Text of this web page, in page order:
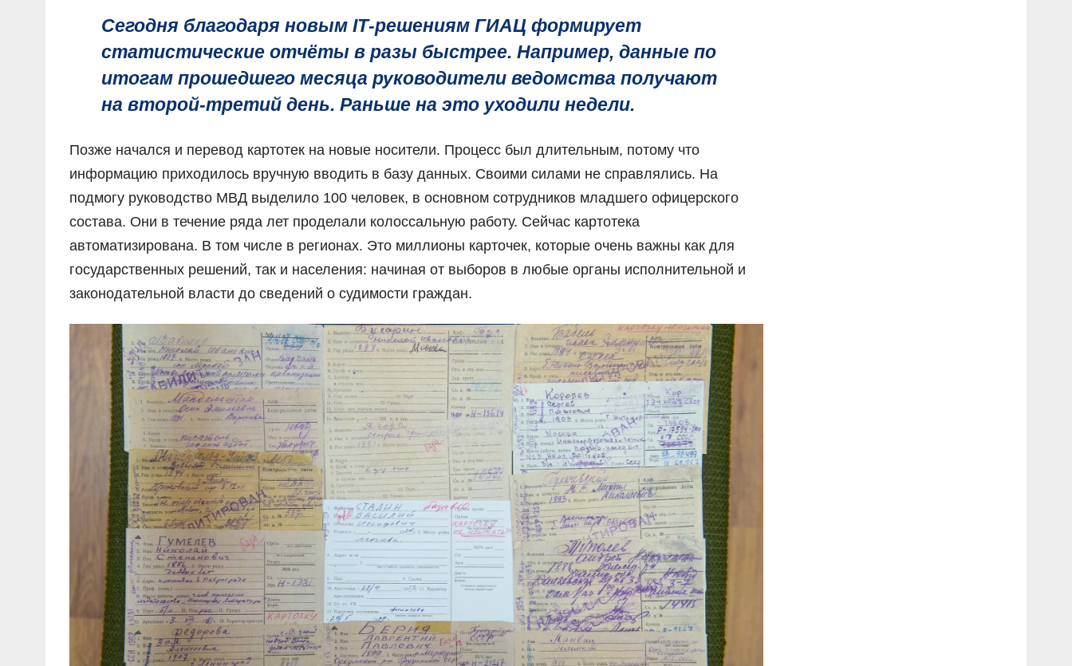
Сегодня благодаря новым IТ-решениям ГИАЦ формирует
статистические отчёты в разы быстрее. Например, данные по
итогам прошедшего месяца руководители ведомства получают
на второй-третий день. Раньше на это уходили недели.
Позже начался и перевод картотек на новые носители. Процесс был длительным, потому что
информацию приходилось вручную вводить в базу данных. Своими силами не справлялись. На
подмогу руководство МВД выделило 100 человек, в основном сотрудников младшего офицерского
состава. Они в течение ряда лет проделали колоссальную работу. Сейчас картотека
автоматизирована. В том числе в регионах. Это миллионы карточек, которые очень важны как для
государственных решений, так и населения: начиная от выборов в любые органы исполнительной и
законодательной власти до сведений о судимости граждан.